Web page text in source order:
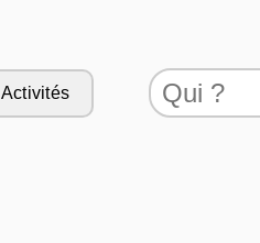
Activités